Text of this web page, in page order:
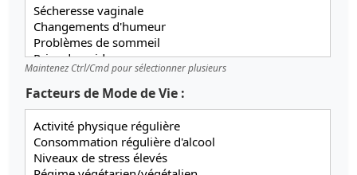
Maintenez Ctrl/Cmd pour sélectionner plusieurs
Facteurs de Mode de Vie :